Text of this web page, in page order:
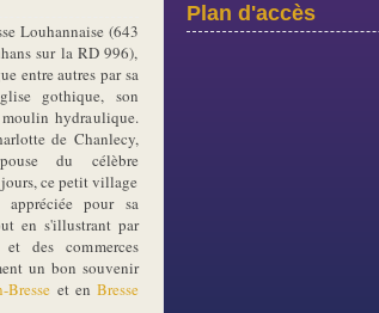
Louhannaise (643
sur la RD 996),
entre autres par sa
gothique, son
hydraulique.
de Chanlecy,
du célèbre
jours, ce petit village
pour sa
en s'illustrant par
des commerces
un bon souvenir
Bresseet en Bresse
Plan d'accès